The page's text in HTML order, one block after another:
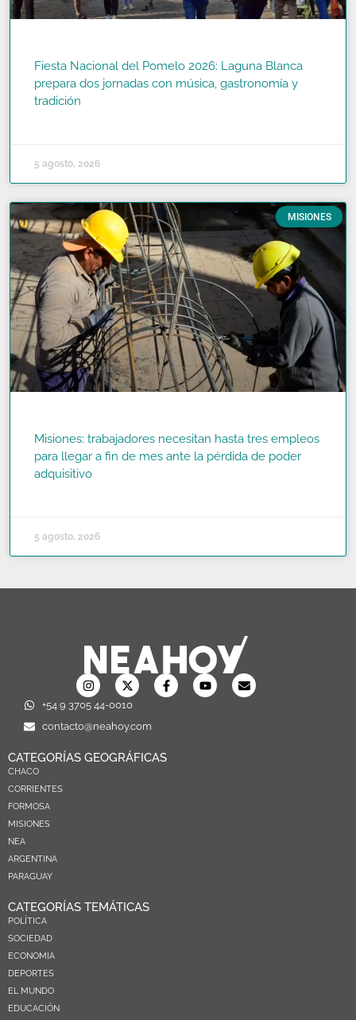
Fiesta Nacional del Pomelo 2026: Laguna Blanca
prepara dos jornadas con música, gastronomía y
tradición
5 agosto, 2026
MISIONES
Misiones: trabajadores necesitan hasta tres empleos
para llegar a fin de mes ante la pérdida de poder
adquisitivo
5 agosto, 2026
+54 9 3705 44-0010
contacto@neahoy.com
CATEGORÍAS GEOGRÁFICAS
CHACO
CORRIENTES
FORMOSA
MISIONES
NEA
ARGENTINA
PARAGUAY
CATEGORÍAS TEMÁTICAS
POLÍTICA
SOCIEDAD
ECONOMIA
DEPORTES
EL MUNDO
EDUCACIÓN